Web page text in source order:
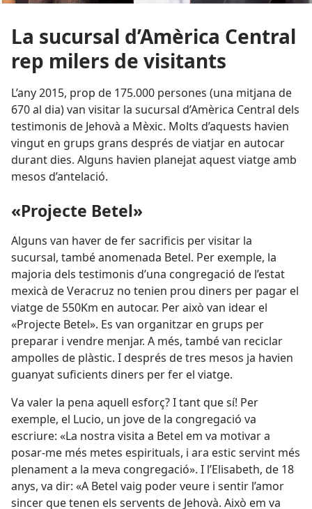
La sucursal d’Amèrica Central
rep milers de visitants
L’any 2015, prop de 175.000 persones (una mitjana de
670 al dia) van visitar la sucursal d’Amèrica Central dels
testimonis de Jehovà a Mèxic. Molts d’aquests havien
vingut en grups grans després de viatjar en autocar
durant dies. Alguns havien planejat aquest viatge amb
mesos d’antelació.
«Projecte Betel»
Alguns van haver de fer sacrificis per visitar la
sucursal, també anomenada Betel. Per exemple, la
majoria dels testimonis d’una congregació de l’estat
mexicà de Veracruz no tenien prou diners per pagar el
viatge de 550Km en autocar. Per això van idear el
«Projecte Betel». Es van organitzar en grups per
preparar i vendre menjar. A més, també van reciclar
ampolles de plàstic. I després de tres mesos ja havien
guanyat suficients diners per fer el viatge.
Va valer la pena aquell esforç? I tant que sí! Per
exemple, el Lucio, un jove de la congregació va
escriure: «La nostra visita a Betel em va motivar a
posar-me més metes espirituals, i ara estic servint més
plenament a la meva congregació». I l’Elisabeth, de 18
anys, va dir: «A Betel vaig poder veure i sentir l’amor
sincer que tenen els servents de Jehovà. Això em va